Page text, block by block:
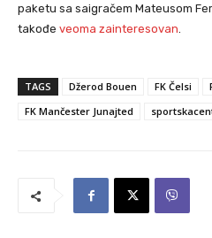
paketu sa saigračem Mateusom
takođe veoma zainteresovan
TAGS Džerod Bouen FK Čelsi
FK Mančester Junajted